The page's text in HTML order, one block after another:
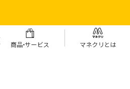
商品・サービス マネクリとは